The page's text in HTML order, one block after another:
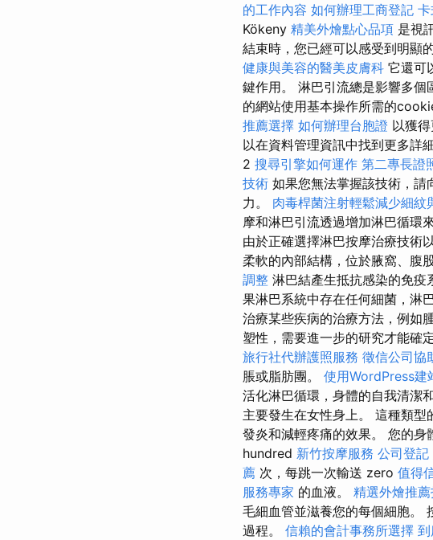
的工作內容 如何辦理工商登記
Kökeny 精美外燴點心品項 是視
結束時，您已經可以感受到明顯
健康與美容的醫美皮膚科 它還可
鍵作用。 淋巴引流總是影響多個
的網站使用基本操作所需的
推薦選擇 如何辦理台胞證 以獲
以在資料管理資訊中找到更多詳
2 搜尋引擎如何運作 第二專長證
技術 如果您無法掌握該技術，請
力。 肉毒桿菌注射輕鬆減少細紋
摩和淋巴引流透過增加淋巴循環
由於正確選擇淋巴按摩治療技術
柔軟的內部結構，位於腋窩、腹
調整 淋巴結產生抵抗感染的免疫
果淋巴系統中存在任何細菌，淋
治療某些疾病的治療方法，例如
塑性，需要進一步的研究才能確
旅行社代辦護照服務 徵信公司協
脹或脂肪團。 使用WordPress建
活化淋巴循環，身體的自我清潔
主要發生在女性身上。 這種類型
發炎和減輕疼痛的效果。 您的
hundred 新竹按摩服務 公司登記
薦 次，每跳一次輸送 zero 值得
服務專家 的血液。 精選外燴推
毛細血管並滋養您的每個細胞。
過程。 信賴的會計事務所選擇